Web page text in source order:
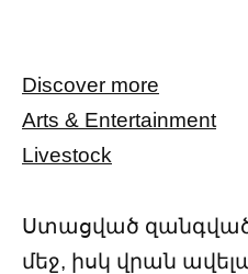
Discover more
Arts & Entertainment
Livestock
Ստացված
մեջ, իսկ վրան